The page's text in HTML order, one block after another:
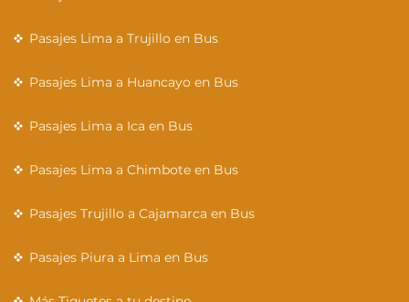
Pasajes Lima a Trujillo en Bus
Pasajes Lima a Huancayo en Bus
Pasajes Lima a Ica en Bus
Pasajes Lima a Chimbote en Bus
Pasajes Trujillo a Cajamarca en Bus
Pasajes Piura a Lima en Bus